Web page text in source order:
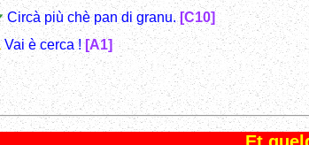
Circà più chè pan di granu.[C10]
Vai è cerca ![A1]